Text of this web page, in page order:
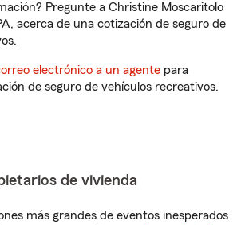
Pregunte a Christine Moscaritolo
acerca de una cotización de seguro de
electrónico a un agente para
de seguro de vehículos recreativos.
de vivienda
más grandes de eventos inesperados